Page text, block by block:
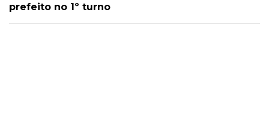
prefeito no 1º turno